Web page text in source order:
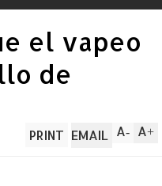
el vapeo
de
A+
A-
PRINT EMAIL